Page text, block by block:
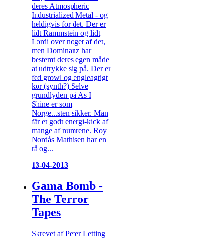
deres Atmospheric
Industrialized Metal - og
heldigvis for det. Der er
lidt Rammstein og lidt
Lordi over noget af det,
men Dominanz har
bestemt deres egen måde
at udtrykke sig på. Der er
fed growl og engleagtigt
kor (synth?) Selve
grundlyden på As I
Shine er som
Norge...sten sikker. Man
får et godt energi-kick af
mange af numrene. Roy
Nordås Mathisen har en
rå og...
13-04-2013
Gama Bomb -
The Terror
Tapes
Skrevet af Peter Letting